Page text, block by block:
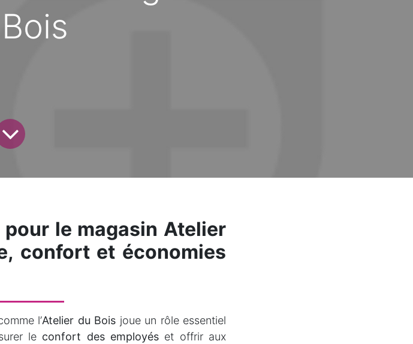
pour le magasin Atelier
confort et économies
l’Atelier du Bois joue un rôle essentiel
le confort des employés et offrir aux